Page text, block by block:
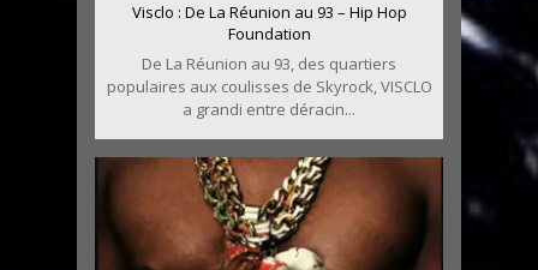
Visclo : De La Réunion au 93 – Hip Hop
Foundation
De La Réunion au 93, des quartiers
populaires aux coulisses de Skyrock, VISCLO
a grandi entre déracin...